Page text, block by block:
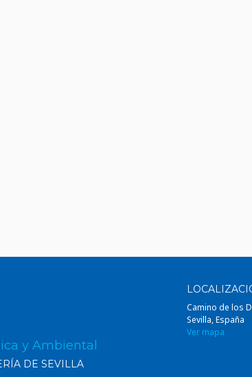
y Ambiental
DE SEVILLA
Camino de los
Sevilla, España
Ver mapa